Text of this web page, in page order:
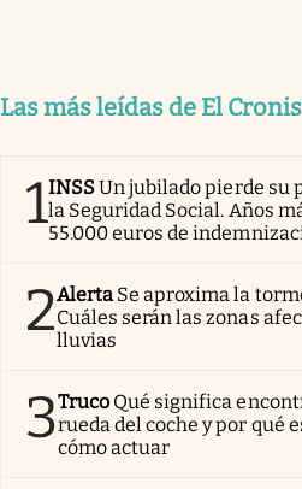
Las más leídas de El
1INSSUn jubilado pierde su
la Seguridad Social. Años
55.000 euros de
2Alerta Se aproxima la
Cuáles serán las zonas
lluvias
3Truco Qué significa
rueda del coche y por qué
cómo actuar